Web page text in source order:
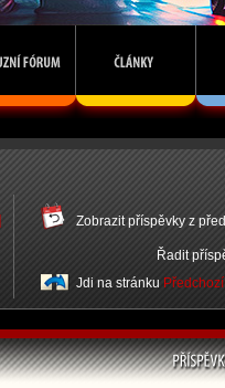
Zobrazit příspěvky z
Řadit
Jdi na stránku Předchozí